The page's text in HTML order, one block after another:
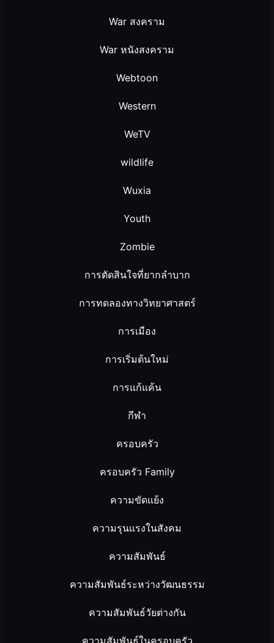
War สงคราม
War หนังสงคราม
Webtoon
Western
WeTV
wildlife
Wuxia
Youth
Zombie
การตัดสินใจที่ยากลำบาก
การทดลองทางวิทยาศาสตร์
การเมือง
การเริ่มต้นใหม่
การแก้แค้น
กีฬา
ครอบครัว
ครอบครัว Family
ความขัดแย้ง
ความรุนแรงในสังคม
ความสัมพันธ์
ความสัมพันธ์ระหว่างวัฒนธรรม
ความสัมพันธ์วัยต่างกัน
ความสัมพันธ์ในครอบครัว